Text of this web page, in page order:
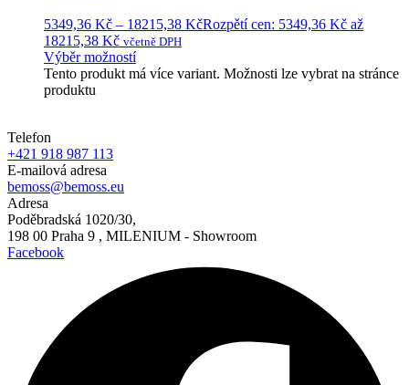
5349,36 Kč – 18215,38 KčRozpětí cen: 5349,36 Kč až
18215,38 Kč včetně DPH
Výběr možností
Tento produkt má více variant. Možnosti lze vybrat na stránce
produktu
Telefon
+421 918 987 113
E-mailová adresa
bemoss@bemoss.eu
Adresa
Poděbradská 1020/30,
198 00 Praha 9 , MILENIUM - Showroom
Facebook